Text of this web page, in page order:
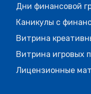
Дни финансовой
Каникулы с
Витрина
Витрина игровых
Лицензионные